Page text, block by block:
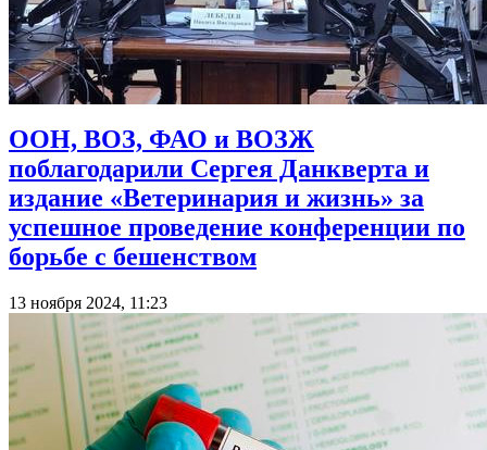
ООН, ВОЗ, ФАО и ВОЗЖ
поблагодарили Сергея Данкверта и
издание «Ветеринария и жизнь» за
успешное проведение конференции по
борьбе с бешенством
13 ноября 2024, 11:23